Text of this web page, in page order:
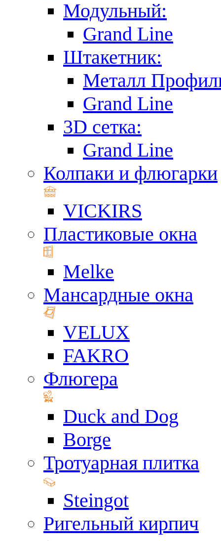
Модульный:
Grand Line
Штакетник:
Металл
Grand Line
3D сетка:
Grand Line
Колпаки и флюгарки
VICKIRS
Пластиковые окна
Melke
Мансардные окна
VELUX
FAKRO
Флюгера
Duck and Dog
Borge
Тротуарная плитка
Steingot
Ригельный кирпич